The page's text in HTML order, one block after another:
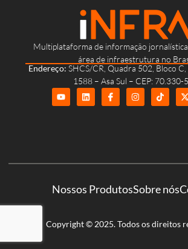
Multiplataforma de informação
área de infraestrutura no
Endereço: SHCS/CR, Quadra 502, Bloco
1588 – Asa Sul – CEP: 70.330-
Nossos ProdutosSobre nós
Copyright © 2025. Todos os direitos